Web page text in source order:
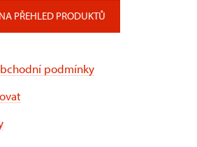
PŘEHLED PRODUKTŮ
podmínky